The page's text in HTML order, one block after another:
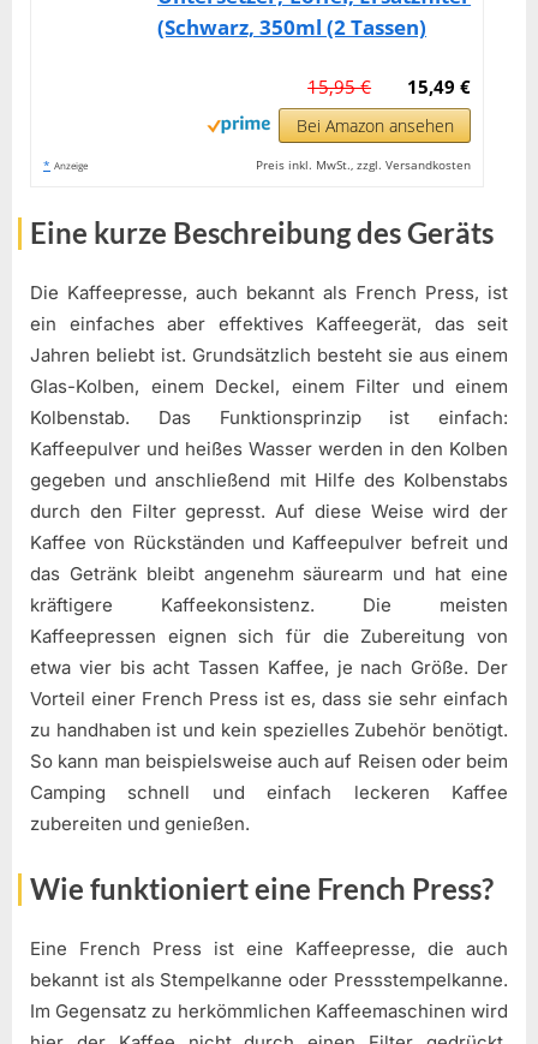
(Schwarz, 350ml (2 Tassen)
15,49 €
15,95 €
Bei Amazon ansehen
* Anzeige Preis inkl. MwSt., zzgl. Versandkosten
Eine kurze Beschreibung des Geräts
Die Kaffeepresse, auch bekannt als French Press, ist
ein einfaches aber effektives Kaffeegerät, das seit
Jahren beliebt ist. Grundsätzlich besteht sie aus einem
Glas-Kolben, einem Deckel, einem Filter und einem
Kolbenstab. Das Funktionsprinzip ist einfach:
Kaffeepulver und heißes Wasser werden in den Kolben
gegeben und anschließend mit Hilfe des Kolbenstabs
durch den Filter gepresst. Auf diese Weise wird der
Kaffee von Rückständen und Kaffeepulver befreit und
das Getränk bleibt angenehm säurearm und hat eine
kräftigere Kaffeekonsistenz. Die meisten
Kaffeepressen eignen sich für die Zubereitung von
etwa vier bis acht Tassen Kaffee, je nach Größe. Der
Vorteil einer French Press ist es, dass sie sehr einfach
zu handhaben ist und kein spezielles Zubehör benötigt.
So kann man beispielsweise auch auf Reisen oder beim
Camping schnell und einfach leckeren Kaffee
zubereiten und genießen.
Wie funktioniert eine French Press?
Eine French Press ist eine Kaffeepresse, die auch
bekannt ist als Stempelkanne oder Pressstempelkanne.
Im Gegensatz zu herkömmlichen Kaffeemaschinen wird